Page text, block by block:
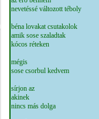
nevetéssé változott téboly
béna lovakat csutakolok
amik sose szaladtak
kócos réteken
mégis
sose csorbul kedvem
sírjon az
akinek
nincs más dolga